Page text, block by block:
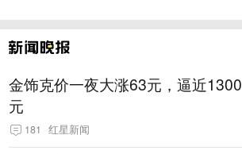
金饰克价一夜大涨63元，逼近1300
元
181 红星新闻